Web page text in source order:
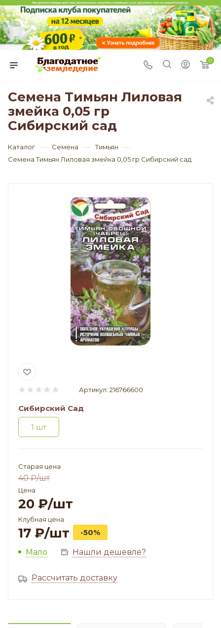
0
Семена Тимьян Лиловая
змейка 0,05 гр
Сибирский сад
Каталог — Семена — Тимьян —
Семена Тимьян Лиловая змейка 0,05 гр Сибирский сад
Артикул: 216766600
Сибирский Сад
1 шт
Старая цена
40₽/шт
Цена
20 ₽/шт
Клубная цена
17 ₽/шт -50%
Мало Нашли дешевле?
Рассчитать доставку